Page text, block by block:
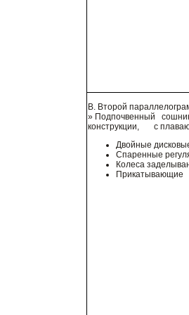
В. Второй
» Подпочвенный
конструкции, с
Двойные
Спаренные
Колеса
Прикатывающие